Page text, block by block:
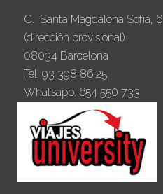
C. Santa Magdalena Sofía, 6
(dirección provisional)
08034 Barcelona
Tel. 93 398 86 25
Whatsapp. 654 550 733